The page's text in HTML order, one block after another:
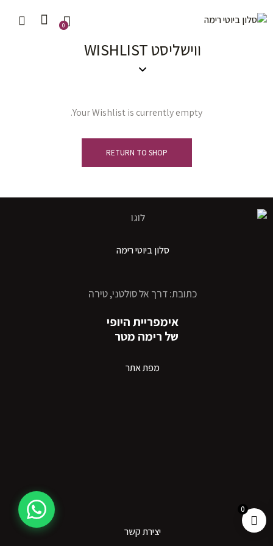
0
0
ווישליסט WISHLIST
Your Wishlist is currently empty.
RETURN TO SHOP
סלון ביוטי רימה
כתובת: דרך אל סולטני, טירה
אימפריית היופי
של רימה מטר
מפת אתר
יצירת קשר